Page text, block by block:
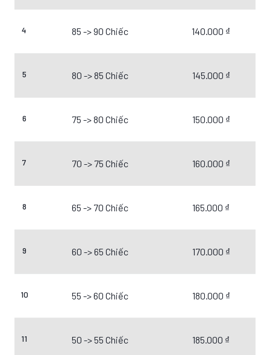
4 85 -> 90 Chiếc 140.000 ₫
5 80 -> 85 Chiếc 145.000 ₫
6 75 -> 80 Chiếc 150.000 ₫
7 70 -> 75 Chiếc 160.000 ₫
8 65 -> 70 Chiếc 165.000 ₫
9 60 -> 65 Chiếc 170.000 ₫
10 55 -> 60 Chiếc 180.000 ₫
11 50 -> 55 Chiếc 185.000 ₫